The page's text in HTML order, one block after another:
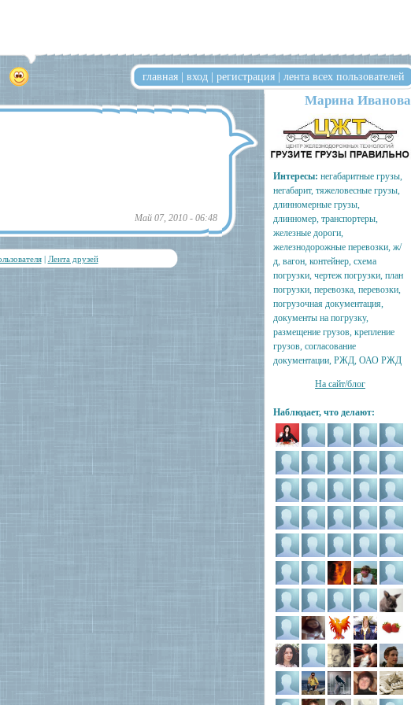
главная | вход | регистрация | лента всех пользователей
Май 07, 2010 - 06:48
| Лента друзей
Марина Иванова
Интересы: негабаритные грузы,
негабарит, тяжеловесные грузы,
длинномерные грузы,
длинномер, транспортеры,
железные дороги,
железнодорожные перевозки, ж/
д, вагон, контейнер, схема
погрузки, чертеж погрузки, план
погрузки, перевозка, перевозки,
погрузочная документация,
документы на погрузку,
размещение грузов, крепление
грузов, согласование
документации, РЖД, ОАО РЖД
На сайт/блог
Наблюдает, что делают: